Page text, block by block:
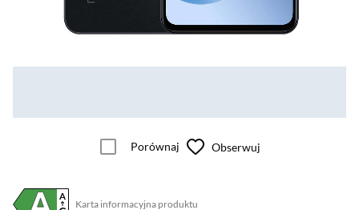
Porównaj Obserwuj
Karta informacyjna produktu